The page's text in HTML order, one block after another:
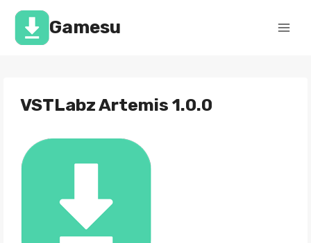
Перейти
содержимомуGamesu
VSTLabz Artemis 1.0.0